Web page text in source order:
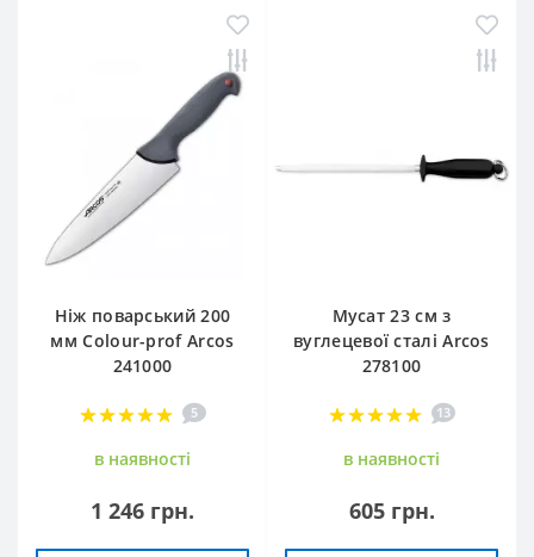
Ніж поварський 200
мм Сolour-prof Arcos
241000
5
в наявностi
1 246 грн.
Мусат 23 см з
вуглецевої сталі Arcos
278100
13
в наявностi
605 грн.